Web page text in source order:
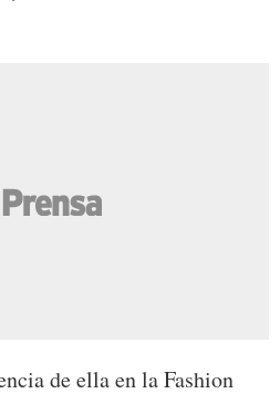
de ella en la Fashion